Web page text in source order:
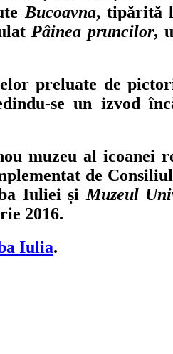
Bucoavna, tipărită
Pâinea pruncilor,
preluate de
se un izvod
muzeu al icoanei
de
Iuliei și Muzeul
2016.
Iulia.